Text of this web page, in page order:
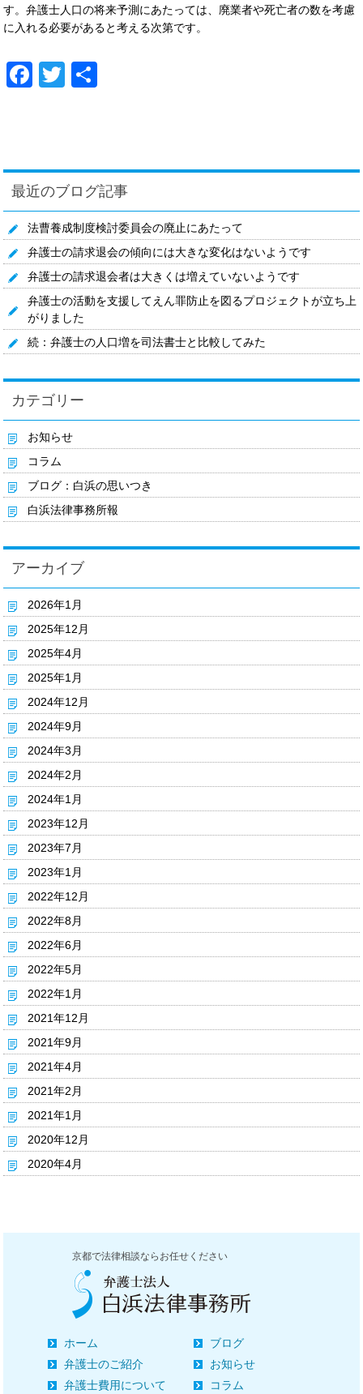
す。弁護士人口の将来予測にあたっては、廃業者や死亡者の数を考慮
に入れる必要があると考える次第です。
Facebook
Twitter
最近のブログ記事
法曹養成制度検討委員会の廃止にあたって
弁護士の請求退会の傾向には大きな変化はないようです
弁護士の請求退会者は大きくは増えていないようです
弁護士の活動を支援してえん罪防止を図るプロジェクトが立ち上
がりました
続：弁護士の人口増を司法書士と比較してみた
カテゴリー
お知らせ
コラム
ブログ：白浜の思いつき
白浜法律事務所報
アーカイブ
2026年1月
2025年12月
2025年4月
2025年1月
2024年12月
2024年9月
2024年3月
2024年2月
2024年1月
2023年12月
2023年7月
2023年1月
2022年12月
2022年8月
2022年6月
2022年5月
2022年1月
2021年12月
2021年9月
2021年4月
2021年2月
2021年1月
2020年12月
2020年4月
京都で法律相談ならお任せください
ホーム
弁護士のご紹介
弁護士費用について
ブログ
お知らせ
コラム